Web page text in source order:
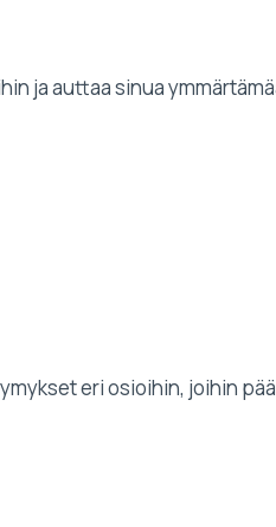
ja auttaa sinua
eri osioihin, joihin